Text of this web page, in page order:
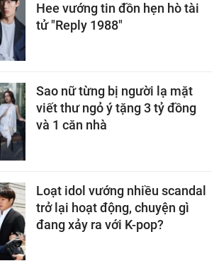
Hee vướng tin đồn hẹn hò tài
tử "Reply 1988"
Sao nữ từng bị người lạ mặt
viết thư ngỏ ý tặng 3 tỷ đồng
và 1 căn nhà
Loạt idol vướng nhiều scandal
trở lại hoạt động, chuyện gì
đang xảy ra với K-pop?